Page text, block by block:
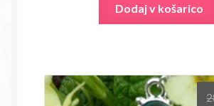
Dodaj v košarico